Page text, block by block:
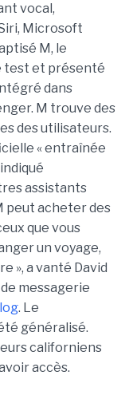
vocal,
Microsoft
M, le
test et présenté
dans
M trouve des
des utilisateurs.
« entraînée
assistants
peut acheter des
que vous
un voyage,
», a vanté David
messagerie
. Le
généralisé.
californiens
accès.